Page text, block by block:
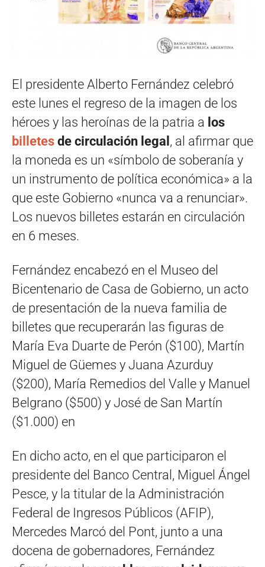
El presidente Alberto Fernández celebró
este lunes el regreso de la imagen de los
héroes y las heroínas de la patria a los
billetes de circulación legal , al afirmar que
la moneda es un «símbolo de soberanía y
un instrumento de política económica» a la
que este Gobierno «nunca va a renunciar».
Los nuevos billetes estarán en circulación
en 6 meses.
Fernández encabezó en el Museo del
Bicentenario de Casa de Gobierno, un acto
de presentación de la nueva familia de
billetes que recuperarán las figuras de
María Eva Duarte de Perón ($100), Martín
Miguel de Güemes y Juana Azurduy
($200), María Remedios del Valle y Manuel
Belgrano ($500) y José de San Martín
($1.000) en
En dicho acto, en el que participaron el
presidente del Banco Central, Miguel Ángel
Pesce, y la titular de la Administración
Federal de Ingresos Públicos (AFIP),
Mercedes Marcó del Pont, junto a una
docena de gobernadores, Fernández